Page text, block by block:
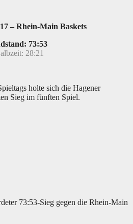
– Rhein-Main Baskets
73:53
28:21
holte sich die Hagener
Sieg im fünften Spiel.
73:53-Sieg gegen die Rhein-Main